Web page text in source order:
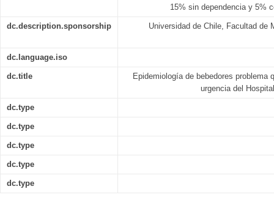
15% sin dependencia y 5%
dc.description.sponsorship Universidad de Chile, Facultad de
dc.language.iso
dc.title
Epidemiología de bebedores problema
urgencia del
dc.type
dc.type
dc.type
dc.type
dc.type